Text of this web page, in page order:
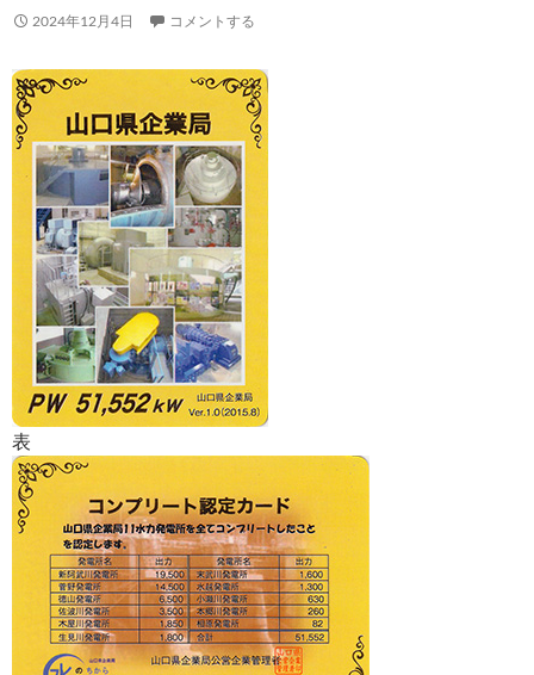
2024年12月4日 コメントする
表